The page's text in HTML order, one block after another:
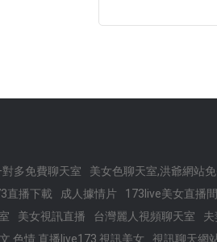
多免費聊天室 美女色聊天室,洪爺網站
直播下載 成人據情片 173live美女直播間
美女視訊直播 台灣麗人視頻聊天室
色情 直播live173 視訊美女 視訊聊天網